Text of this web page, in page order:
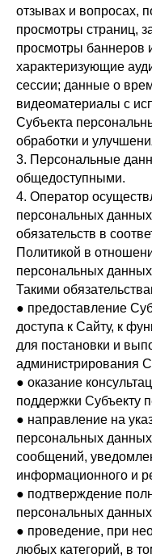
отзывах и вопросах,
просмотры страниц,
просмотры баннеров
характеризующие
сессии; данные о
видеоматериалы с
Субъекта
обработки и
3. Персональные
общедоступными.
4. Оператор
персональных
обязательств в
Политикой в
персональных
Такими
● предоставление
доступа к Сайту, к
для постановки и
администрирования
● оказание
поддержки Субъекту
● направление на
персональных
сообщений,
информационного и
● подтверждение
персональных
● проведение, при
любых категорий, в